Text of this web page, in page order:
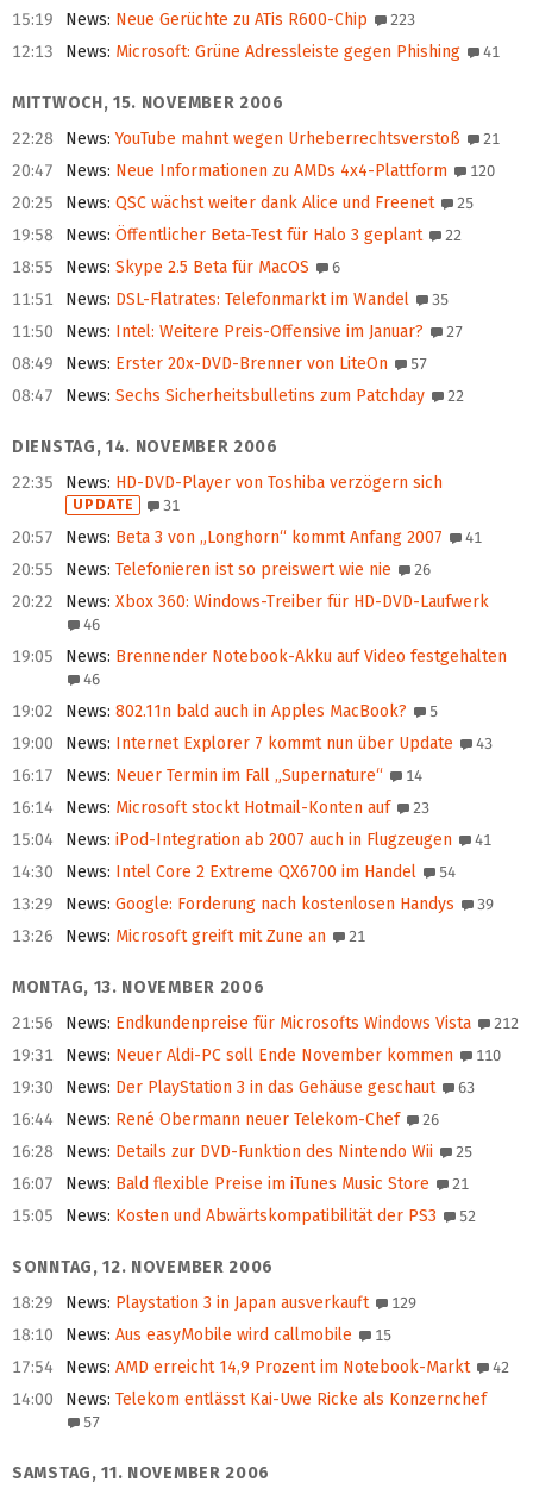
15:19 News: Neue Gerüchte zu ATis R600-Chip 223
12:13 News: Microsoft: Grüne Adressleiste gegen Phishing 41
MITTWOCH, 15. NOVEMBER 2006
22:28
News: YouTube mahnt wegen Urheberrechtsverstoß 21
20:47 News: Neue Informationen zu AMDs 4x4-Plattform 120
20:25 News: QSC wächst weiter dank Alice und Freenet 25
19:58 News: Öffentlicher Beta-Test für Halo 3 geplant 22
18:55 News: Skype 2.5 Beta für MacOS 6
11:51 News: DSL-Flatrates: Telefonmarkt im Wandel 35
11:50 News: Intel: Weitere Preis-Offensive im Januar? 27
08:49 News: Erster 20x-DVD-Brenner von LiteOn 57
08:47 News: Sechs Sicherheitsbulletins zum Patchday 22
DIENSTAG, 14. NOVEMBER 2006
22:35
News: HD-DVD-Player von Toshiba verzögern sich
UPDATE 31
20:57 News: Beta 3 von „Longhorn“ kommt Anfang 2007 41
20:55 News: Telefonieren ist so preiswert wie nie 26
20:22 News: Xbox 360: Windows-Treiber für HD-DVD-Laufwerk
46
19:05 News: Brennender Notebook-Akku auf Video festgehalten
46
19:02 News: 802.11n bald auch in Apples MacBook? 5
19:00 News: Internet Explorer 7 kommt nun über Update 43
16:17 News: Neuer Termin im Fall „Supernature“ 14
16:14 News: Microsoft stockt Hotmail-Konten auf 23
15:04 News: iPod-Integration ab 2007 auch in Flugzeugen 41
14:30 News: Intel Core 2 Extreme QX6700 im Handel 54
13:29 News: Google: Forderung nach kostenlosen Handys 39
13:26 News: Microsoft greift mit Zune an 21
MONTAG, 13. NOVEMBER 2006
21:56
News: Endkundenpreise für Microsofts Windows Vista 212
19:31 News: Neuer Aldi-PC soll Ende November kommen 110
19:30 News: Der PlayStation 3 in das Gehäuse geschaut 63
16:44 News: René Obermann neuer Telekom-Chef 26
16:28 News: Details zur DVD-Funktion des Nintendo Wii 25
16:07 News: Bald flexible Preise im iTunes Music Store 21
15:05 News: Kosten und Abwärtskompatibilität der PS3 52
SONNTAG, 12. NOVEMBER 2006
18:29
News: Playstation 3 in Japan ausverkauft 129
18:10 News: Aus easyMobile wird callmobile 15
17:54 News: AMD erreicht 14,9 Prozent im Notebook-Markt 42
14:00 News: Telekom entlässt Kai-Uwe Ricke als Konzernchef
57
SAMSTAG, 11. NOVEMBER 2006